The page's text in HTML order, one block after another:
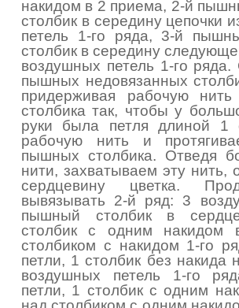
накидом в 2 приема, 2-й
столбик в середину цепочки
петель 1-го ряда, 3-й
столбик в середину
воздушных петель 1-го
пышных недовязанных
придерживая рабочую
столбика так, чтобы у
руки была петля длиной 1
рабочую нить и
пышных столбика. Отведя
нити, захватываем эту нить,
сердцевину цветка.
вывязывать 2-й ряд: 3
пышный столбик в
столбик с одним
столбиком с накидом 1-го
петли, 1 столбик без накида
воздушных петель 1-го
петли, 1 столбик с одним